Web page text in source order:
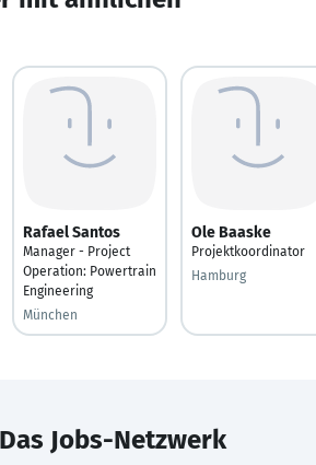
Rafael Santos
Manager - Project
Operation: Powertrain
Engineering
München
Ole Baaske
Projektkoordinator
Hamburg
Jobs-Netzwerk